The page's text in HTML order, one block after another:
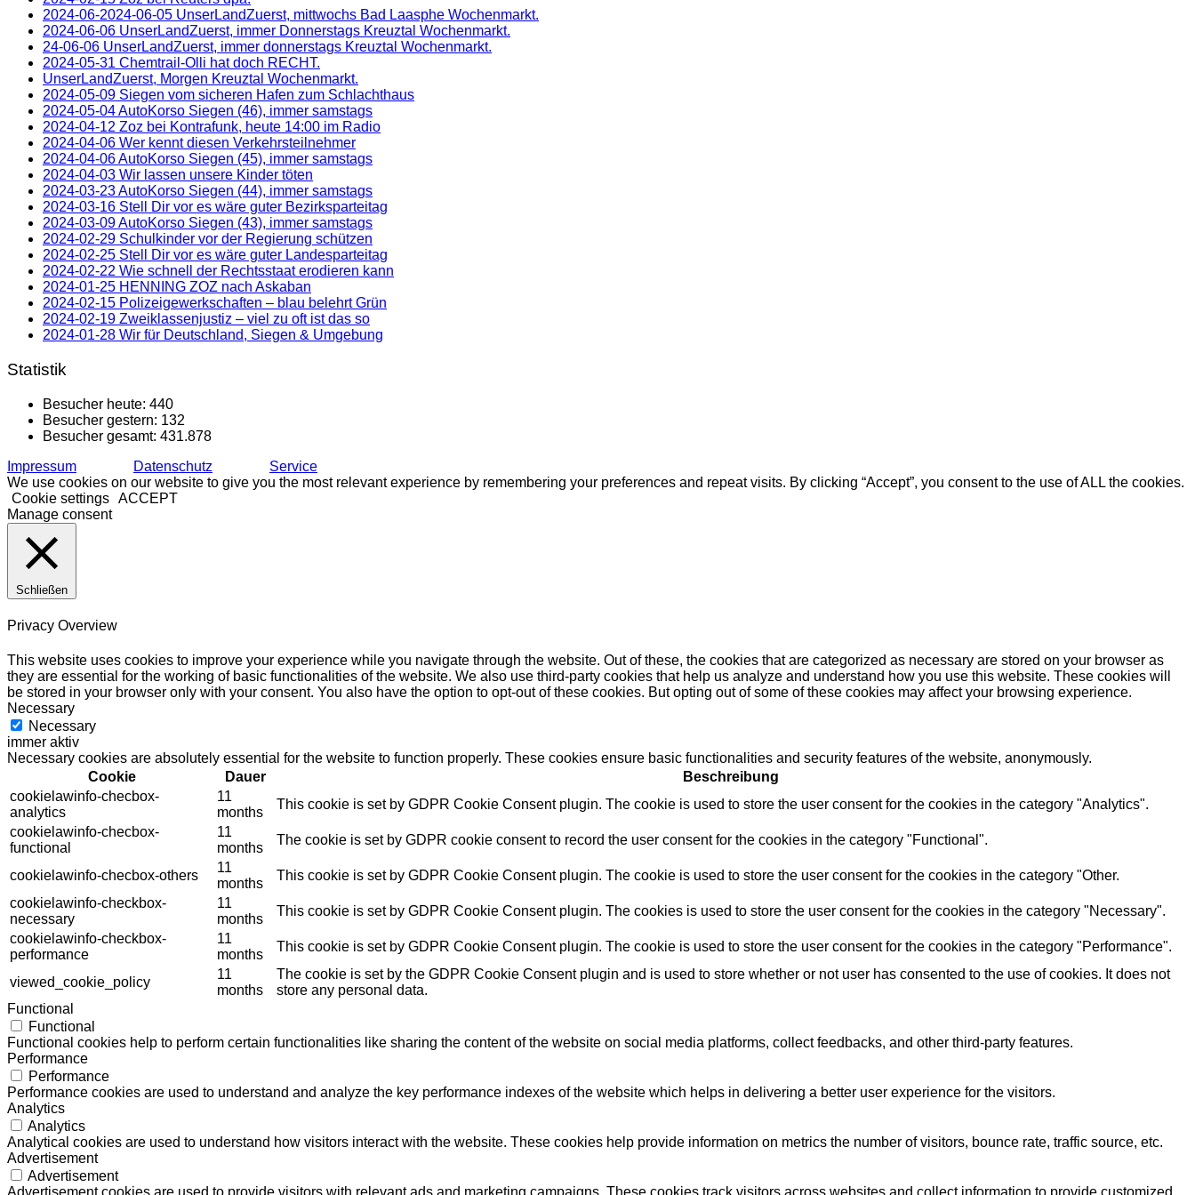
2024-06-2024-06-05 UnserLandZuerst, mittwochs Bad Laasphe Wochenmarkt.
2024-06-06 UnserLandZuerst, immer Donnerstags Kreuztal Wochenmarkt.
24-06-06 UnserLandZuerst, immer donnerstags Kreuztal Wochenmarkt.
2024-05-31 Chemtrail-Olli hat doch RECHT.
UnserLandZuerst, Morgen Kreuztal Wochenmarkt.
2024-05-09 Siegen vom sicheren Hafen zum Schlachthaus
2024-05-04 AutoKorso Siegen (46), immer samstags
2024-04-12 Zoz bei Kontrafunk, heute 14:00 im Radio
2024-04-06 Wer kennt diesen Verkehrsteilnehmer
2024-04-06 AutoKorso Siegen (45), immer samstags
2024-04-03 Wir lassen unsere Kinder töten
2024-03-23 AutoKorso Siegen (44), immer samstags
2024-03-16 Stell Dir vor es wäre guter Bezirksparteitag
2024-03-09 AutoKorso Siegen (43), immer samstags
2024-02-29 Schulkinder vor der Regierung schützen
2024-02-25 Stell Dir vor es wäre guter Landesparteitag
2024-02-22 Wie schnell der Rechtsstaat erodieren kann
2024-01-25 HENNING ZOZ nach Askaban
2024-02-15 Polizeigewerkschaften – blau belehrt Grün
2024-02-19 Zweiklassenjustiz – viel zu oft ist das so
2024-01-28 Wir für Deutschland, Siegen & Umgebung
Statistik
Besucher heute: 440
Besucher gestern: 132
Besucher gesamt: 431.878
Impressum
Datenschutz
Service
We use cookies on our website to give you the most relevant experience by remembering your preferences and repeat visits. By clicking “Accept”, you consent to the use of ALL the cookies.
Cookie settings ACCEPT
Manage consent
Schließen
Privacy Overview
This website uses cookies to improve your experience while you navigate through the website. Out of these, the cookies that are categorized as necessary are stored on your browser as
they are essential for the working of basic functionalities of the website. We also use third-party cookies that help us analyze and understand how you use this website. These cookies will
be stored in your browser only with your consent. You also have the option to opt-out of these cookies. But opting out of some of these cookies may affect your browsing experience.
Necessary
Necessary
immer aktiv
Necessary cookies are absolutely essential for the website to function properly. These cookies ensure basic functionalities and security features of the website, anonymously.
Cookie
Dauer
Beschreibung
cookielawinfo-checbox-
analytics
11
months
This cookie is set by GDPR Cookie Consent plugin. The cookie is used to store the user consent for the cookies in the category "Analytics".
cookielawinfo-checbox-
functional
11
months
The cookie is set by GDPR cookie consent to record the user consent for the cookies in the category "Functional".
cookielawinfo-checbox-others
11
months
This cookie is set by GDPR Cookie Consent plugin. The cookie is used to store the user consent for the cookies in the category "Other.
cookielawinfo-checkbox-
necessary
11
months
This cookie is set by GDPR Cookie Consent plugin. The cookies is used to store the user consent for the cookies in the category "Necessary".
cookielawinfo-checkbox-
performance
11
months
This cookie is set by GDPR Cookie Consent plugin. The cookie is used to store the user consent for the cookies in the category "Performance".
viewed_cookie_policy
11
months
The cookie is set by the GDPR Cookie Consent plugin and is used to store whether or not user has consented to the use of cookies. It does not
store any personal data.
Functional
Functional
Functional cookies help to perform certain functionalities like sharing the content of the website on social media platforms, collect feedbacks, and other third-party features.
Performance
Performance
Performance cookies are used to understand and analyze the key performance indexes of the website which helps in delivering a better user experience for the visitors.
Analytics
Analytics
Analytical cookies are used to understand how visitors interact with the website. These cookies help provide information on metrics the number of visitors, bounce rate, traffic source, etc.
Advertisement
Advertisement
Advertisement cookies are used to provide visitors with relevant ads and marketing campaigns. These cookies track visitors across websites and collect information to provide customized